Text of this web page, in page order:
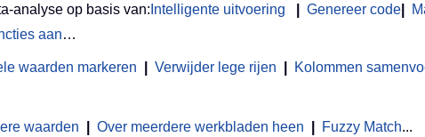
analyse op basis van: Intelligente uitvoering Genereer code
aan…
waarden markeren Verwijder lege rijen
Kolommen
waarden Over meerdere werkbladen heen Fuzzy Match...